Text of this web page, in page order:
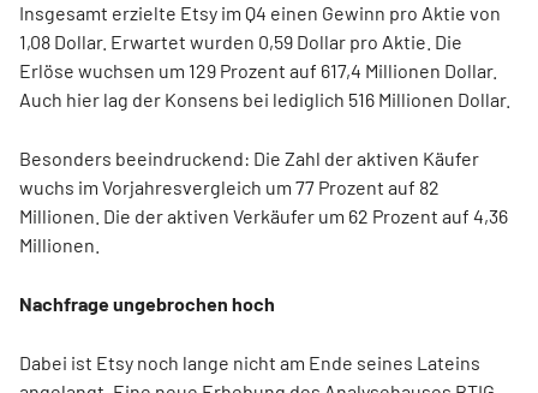
Insgesamt erzielte Etsy im Q4 einen Gewinn pro Aktie von
1,08 Dollar. Erwartet wurden 0,59 Dollar pro Aktie. Die
Erlöse wuchsen um 129 Prozent auf 617,4 Millionen Dollar.
Auch hier lag der Konsens bei lediglich 516 Millionen Dollar.
Besonders beeindruckend: Die Zahl der aktiven Käufer
wuchs im Vorjahresvergleich um 77 Prozent auf 82
Millionen. Die der aktiven Verkäufer um 62 Prozent auf 4,36
Millionen.
Nachfrage ungebrochen hoch
Dabei ist Etsy noch lange nicht am Ende seines Lateins